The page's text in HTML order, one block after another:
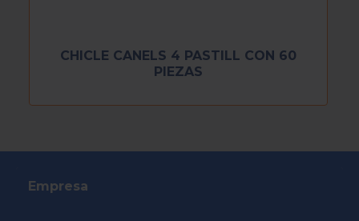
CHICLE CANELS 4 PASTILL CON 60
PIEZAS
Empresa